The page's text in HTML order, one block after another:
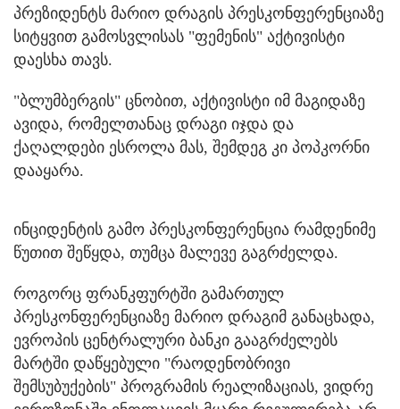
პრეზიდენტს მარიო დრაგის პრესკონფერენციაზე
სიტყვით გამოსვლისას "ფემენის" აქტივისტი
დაესხა თავს.
"ბლუმბერგის" ცნობით, აქტივისტი იმ მაგიდაზე
ავიდა, რომელთანაც დრაგი იჯდა და
ქაღალდები ესროლა მას, შემდეგ კი პოპკორნი
დააყარა.
ინციდენტის გამო პრესკონფერენცია რამდენიმე
წუთით შეწყდა, თუმცა მალევე გაგრძელდა.
როგორც ფრანკფურტში გამართულ
პრესკონფერენციაზე მარიო დრაგიმ განაცხადა,
ევროპის ცენტრალური ბანკი გააგრძელებს
მარტში დაწყებული "რაოდენობრივი
შემსუბუქების" პროგრამის რეალიზაციას, ვიდრე